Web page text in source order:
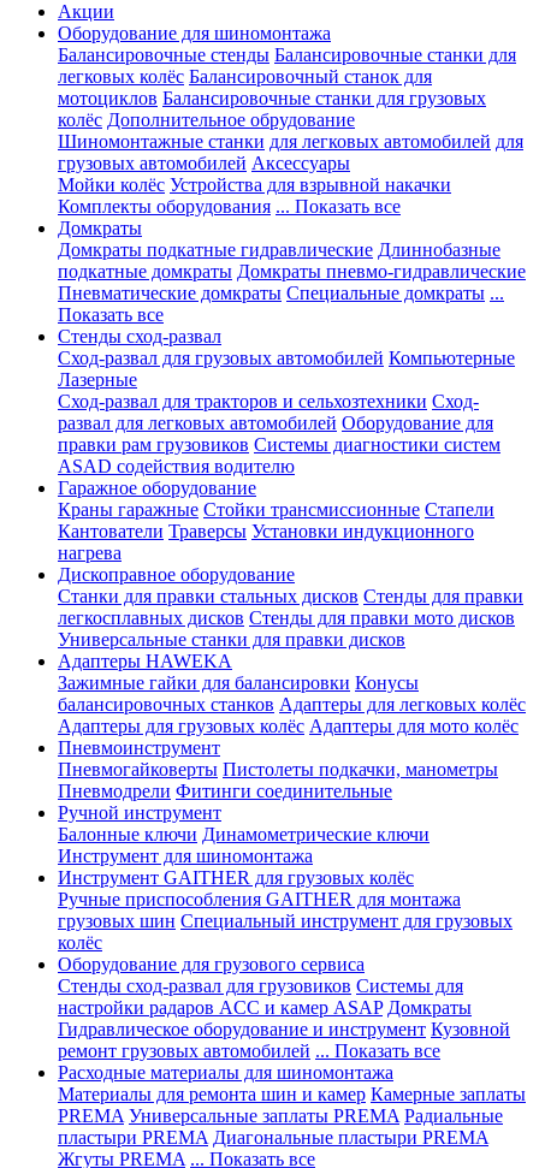
Акции
Оборудование для шиномонтажа
Балансировочные стенды Балансировочные станки для
легковых колёс Балансировочный станок для
мотоциклов Балансировочные станки для грузовых
колёс Дополнительное обрудование
Шиномонтажные станки для легковых автомобилей для
грузовых автомобилей Аксессуары
Мойки колёс Устройства для взрывной накачки
Комплекты оборудования ... Показать все
Домкраты
Домкраты подкатные гидравлические Длиннобазные
подкатные домкраты Домкраты пневмо-гидравлические
Пневматические домкраты Специальные домкраты ...
Показать все
Стенды сход-развал
Сход-развал для грузовых автомобилей Компьютерные
Лазерные
Сход-развал для тракторов и сельхозтехники Сход-
развал для легковых автомобилей Оборудование для
правки рам грузовиков Системы диагностики систем
ASAD содействия водителю
Гаражное оборудование
Краны гаражные Стойки трансмиссионные Стапели
Кантователи Траверсы Установки индукционного
нагрева
Дископравное оборудование
Станки для правки стальных дисков Стенды для правки
легкосплавных дисков Стенды для правки мото дисков
Универсальные станки для правки дисков
Адаптеры HAWEKA
Зажимные гайки для балансировки Конусы
балансировочных станков Адаптеры для легковых колёс
Адаптеры для грузовых колёс Адаптеры для мото колёс
Пневмоинструмент
Пневмогайковерты Пистолеты подкачки, манометры
Пневмодрели Фитинги соединительные
Ручной инструмент
Балонные ключи Динамометрические ключи
Инструмент для шиномонтажа
Инструмент GAITHER для грузовых колёс
Ручные приспособления GAITHER для монтажа
грузовых шин Специальный инструмент для грузовых
колёс
Оборудование для грузового сервиса
Стенды сход-развал для грузовиков Системы для
настройки радаров ACC и камер ASAP Домкраты
Гидравлическое оборудование и инструмент Кузовной
ремонт грузовых автомобилей ... Показать все
Расходные материалы для шиномонтажа
Материалы для ремонта шин и камер Камерные заплаты
PREMA Универсальные заплаты PREMA Радиальные
пластыри PREMA Диагональные пластыри PREMA
Жгуты PREMA ... Показать все